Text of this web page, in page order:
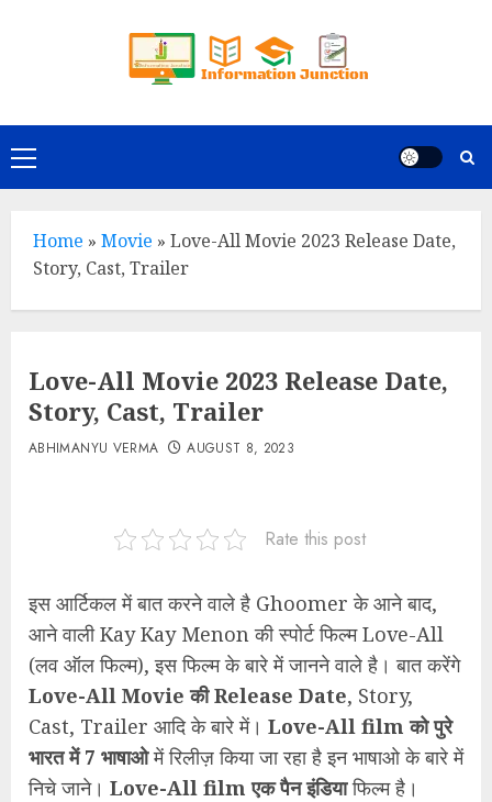
Primary
Menu
Home » Movie » Love-All Movie 2023 Release Date,
Story, Cast, Trailer
Love-All Movie 2023 Release Date,
Story, Cast, Trailer
ABHIMANYU VERMA AUGUST 8, 2023
Rate this post
इस आर्टिकल में बात करने वाले है Ghoomer के आने बाद,
आने वाली Kay Kay Menon की स्पोर्ट फिल्म Love-All
(लव ऑल फिल्म), इस फिल्म के बारे में जानने वाले है। बात करेंगे
Love-All Movie की Release Date, Story,
Cast, Trailer आदि के बारे में। Love-All film को पुरे
भारत में 7 भाषाओमें रिलीज़ किया जा रहा है इन भाषाओ के बारे में
निचे जाने। Love-All film एक पैन इंडियाफिल्म है।